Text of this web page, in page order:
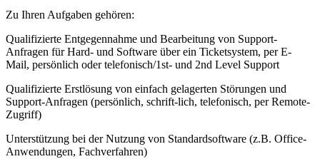
Zu Ihren Aufgaben gehören:
Qualifizierte Entgegennahme und Bearbeitung von Support-
Anfragen für Hard- und Software über ein Ticketsystem, per E-
Mail, persönlich oder telefonisch/1st- und 2nd Level Support
Qualifizierte Erstlösung von einfach gelagerten Störungen und
Support-Anfragen (persönlich, schrift-lich, telefonisch, per Remote-
Zugriff)
Unterstützung bei der Nutzung von Standardsoftware (z.B. Office-
Anwendungen, Fachverfahren)